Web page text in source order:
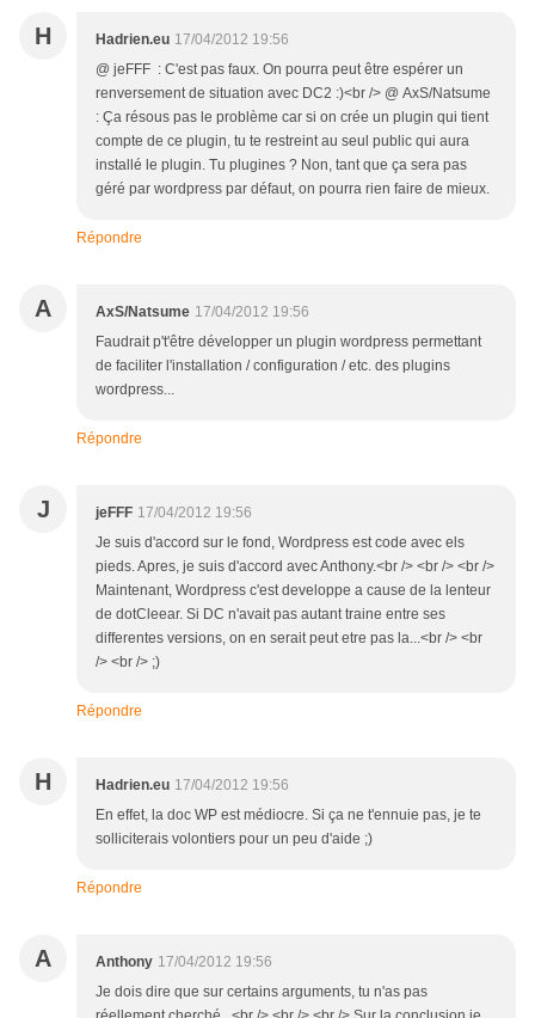
H Hadrien.eu 17/04/2012 19:56
@ jeFFF : C'est pas faux. On pourra peut être espérer un
renversement de situation avec DC2 :)<br /> @ AxS/Natsume
: Ça résous pas le problème car si on crée un plugin qui tient
compte de ce plugin, tu te restreint au seul public qui aura
installé le plugin. Tu plugines ? Non, tant que ça sera pas
géré par wordpress par défaut, on pourra rien faire de mieux.
Répondre
A AxS/Natsume 17/04/2012 19:56
Faudrait p't'être développer un plugin wordpress permettant
de faciliter l'installation / configuration / etc. des plugins
wordpress...
Répondre
J jeFFF 17/04/2012 19:56
Je suis d'accord sur le fond, Wordpress est code avec els
pieds. Apres, je suis d'accord avec Anthony.<br /> <br /> <br />
Maintenant, Wordpress c'est developpe a cause de la lenteur
de dotCleear. Si DC n'avait pas autant traine entre ses
differentes versions, on en serait peut etre pas la...<br /> <br
/> <br /> ;)
Répondre
H Hadrien.eu 17/04/2012 19:56
En effet, la doc WP est médiocre. Si ça ne t'ennuie pas, je te
solliciterais volontiers pour un peu d'aide ;)
Répondre
A Anthony 17/04/2012 19:56
Je dois dire que sur certains arguments, tu n'as pas